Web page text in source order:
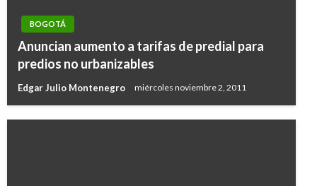
BOGOTÁ
Anuncian aumento a tarifas de predial para
predios no urbanizables
Edgar Julio Montenegro miércoles noviembre 2, 2011